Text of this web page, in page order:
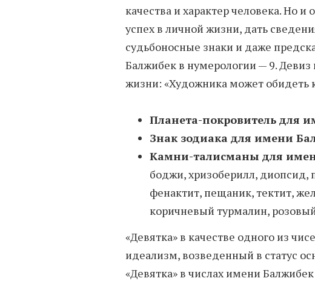
качества и характер человека. Но и
успех в личной жизни, дать
судьбоносные знаки и даже
Балжибек в нумерологии — 9.
жизни: «Художника может обидеть
Планета-покровитель для
Знак зодиака для имени
Камни-талисманы для
боджи, хризоберилл, диопсид,
фенактит, пещаник, тектит,
коричневый турмалин,
«Девятка» в качестве одного из
идеализм, возведенный в статус
«Девятка» в числах имени